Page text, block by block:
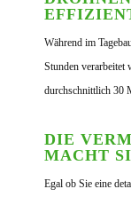
Während im
Stunden verarbeitet
durchschnittlich 30
DIE
MACHT
Egal ob Sie eine